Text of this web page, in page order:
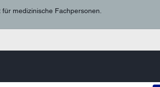
medizinische Fachpersonen.